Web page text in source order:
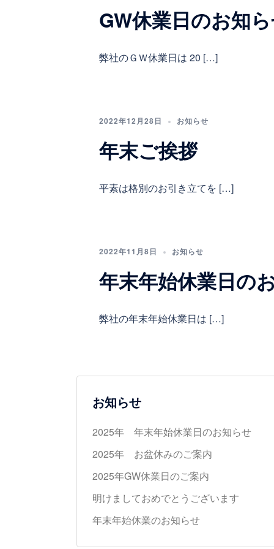
GW休業日のお知
弊社のＧＷ休業日は 20 […]
2022年12月28日 お知らせ
年末ご挨拶
平素は格別のお引き立てを […]
2022年11月8日 お知らせ
年末年始休業日の
弊社の年末年始休業日は […]
お知らせ
2025年 年末年始休業日のお知らせ
2025年 お盆休みのご案内
2025年GW休業日のご案内
明けましておめでとうございます
年末年始休業のお知らせ